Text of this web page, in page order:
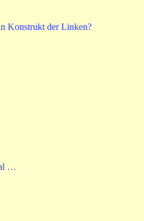
Konstrukt der Linken?
…